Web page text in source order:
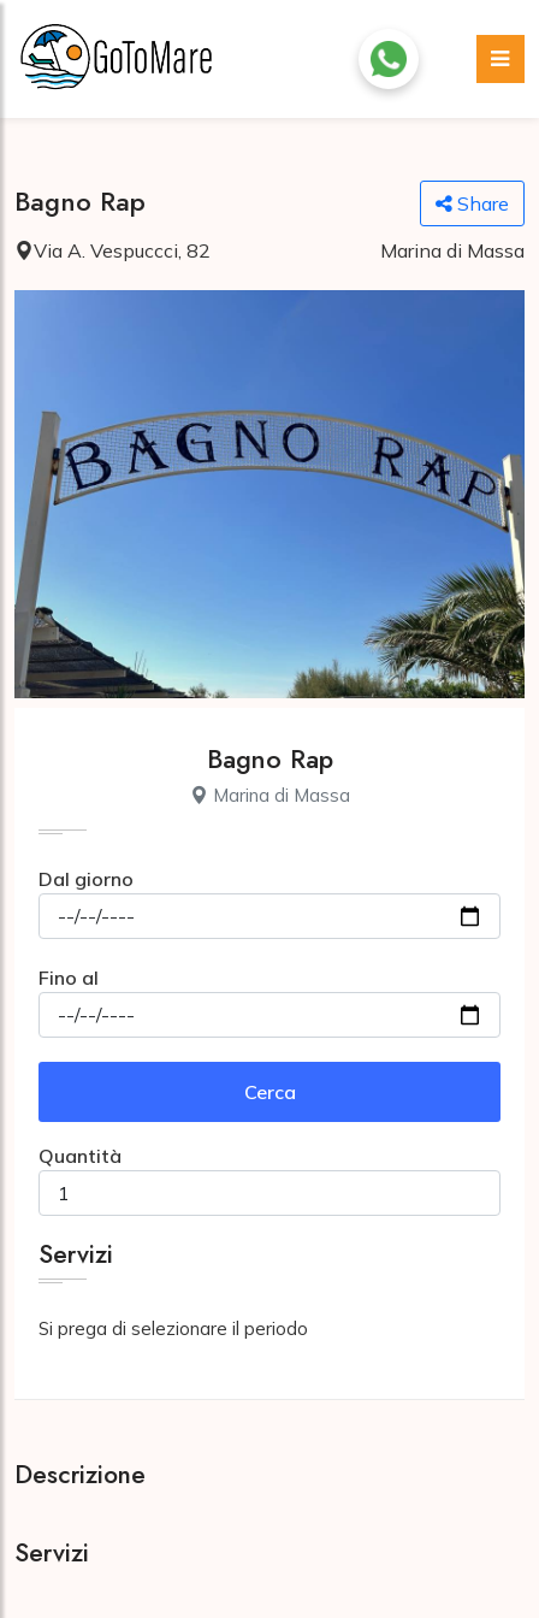
Bagno Rap
Share
Via A. Vespuccci, 82
Marina di Massa
Bagno Rap
Marina di Massa
Dal giorno
Fino al
Cerca
Quantità
Servizi
Si prega di selezionare il periodo
Descrizione
Servizi